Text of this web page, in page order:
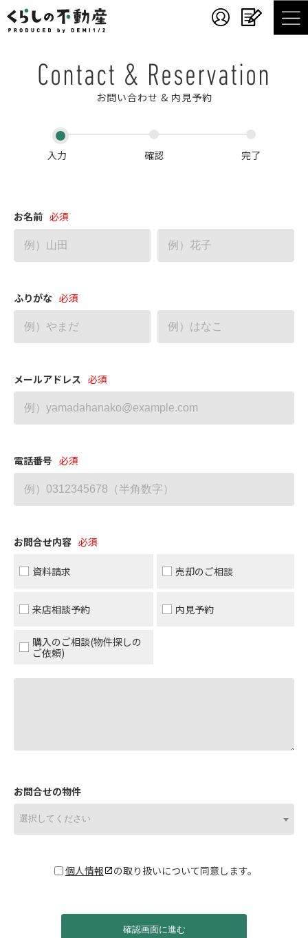
Contact & Reservation
お問い合わせ & 内見予約
入力 確認 完了
お名前
ふりがな
メールアドレス
電話番号
お問合せ内容
資料請求 売却のご相談
来店相談予約 内見予約
購入のご相談(物件探しの
ご依頼)
お問合せの物件
選択してください
個人情報 の取り扱いについて同意します。